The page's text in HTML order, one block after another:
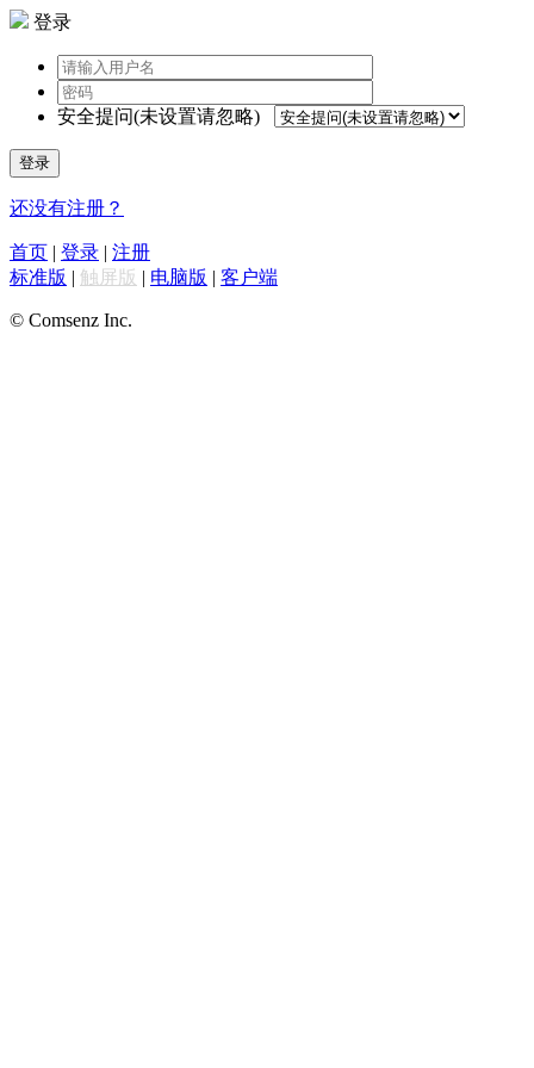
登录
安全提问(未设置请忽略)
登录
还没有注册？
首页 | 登录 | 注册
标准版 | 触屏版 | 电脑版 | 客户端
© Comsenz Inc.